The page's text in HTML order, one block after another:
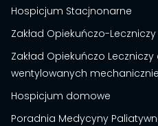
Hospicjum Stacjnonarne
Zakład Opiekuńczo-
Zakład Opiekuńczo
wentylowanych mechanicznie
Hospicjum domowe
Poradnia Medycyny